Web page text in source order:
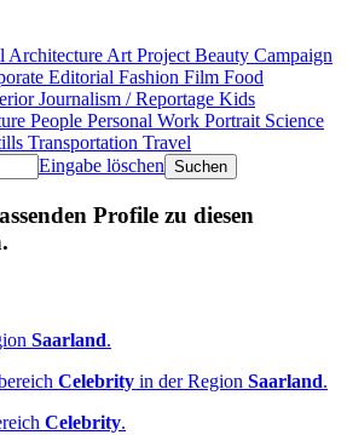
Architecture Art Project Beauty Campaign
Editorial Fashion Film Food
Journalism / Reportage Kids
People Personal Work Portrait Science
Transportation Travel
Eingabe löschen
Profile zu diesen
Saarland.
Celebrity in der Region Saarland.
Celebrity.